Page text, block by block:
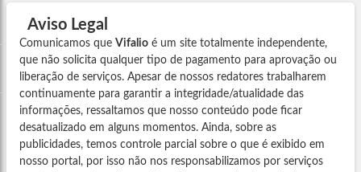
Aviso Legal
Comunicamos que Vifalio é um site totalmente independente,
que não solicita qualquer tipo de pagamento para aprovação ou
liberação de serviços. Apesar de nossos redatores trabalharem
continuamente para garantir a integridade/atualidade das
informações, ressaltamos que nosso conteúdo pode ficar
desatualizado em alguns momentos. Ainda, sobre as
publicidades, temos controle parcial sobre o que é exibido em
nosso portal, por isso não nos responsabilizamos por serviços